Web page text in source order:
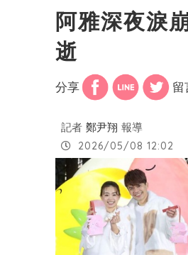
阿雅深夜淚
逝
分享 留
記者 鄭尹翔 報導
2026/05/08 12:02